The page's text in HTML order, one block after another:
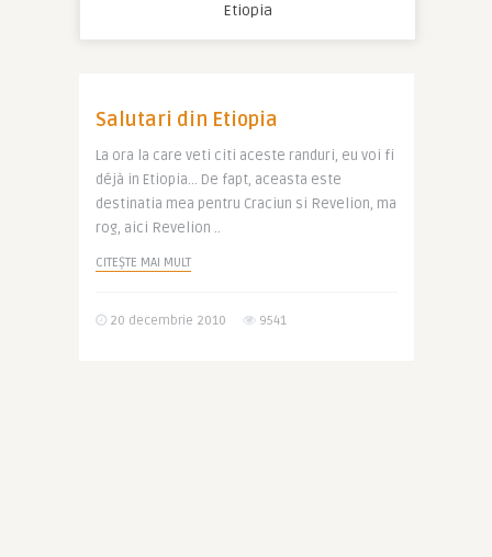
Etiopia
Salutari din Etiopia
La ora la care veti citi aceste randuri, eu voi fi
déjà in Etiopia… De fapt, aceasta este
destinatia mea pentru Craciun si Revelion, ma
rog, aici Revelion ..
CITEȘTE MAI MULT
20 decembrie 2010 9541